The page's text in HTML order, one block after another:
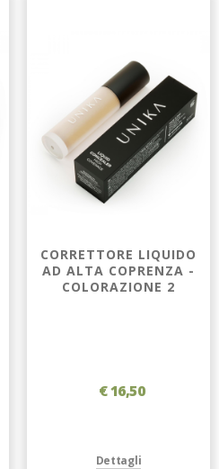
CORRETTORE LIQUIDO
AD ALTA COPRENZA -
COLORAZIONE 2
€ 16,50
Dettagli